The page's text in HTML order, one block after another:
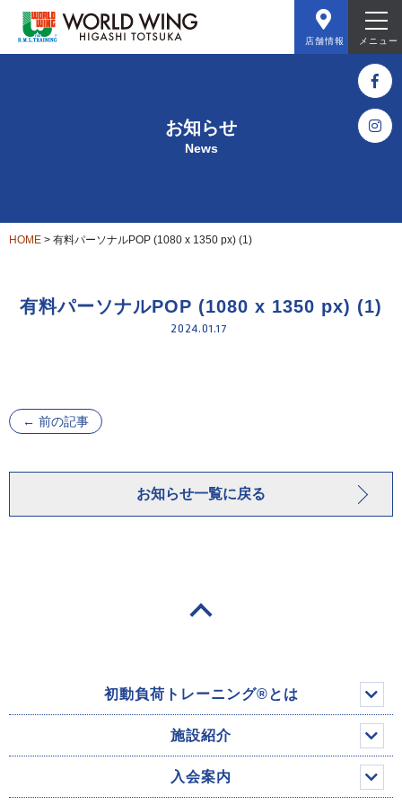
メニュー
店舗情報
お知らせ
News
HOME > 有料パーソナルPOP (1080 x 1350 px) (1)
有料パーソナルPOP (1080 x 1350 px) (1)
2024.01.17
← 前の記事
お知らせ一覧に戻る
初動負荷トレーニング®とは
施設紹介
入会案内